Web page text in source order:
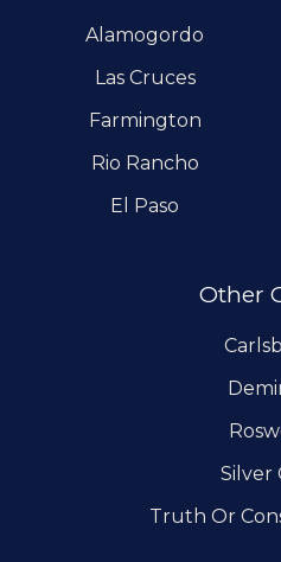
Alamogordo
Las Cruces
Farmington
Rio Rancho
El Paso
Other
Silver
Truth Or